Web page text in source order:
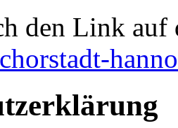
den Link auf